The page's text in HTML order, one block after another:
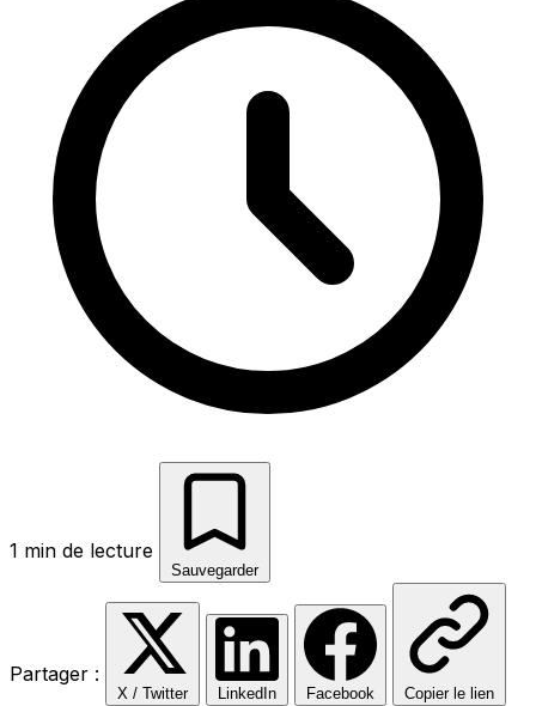
1 min de lecture
Sauvegarder
Partager :
X / Twitter LinkedIn Facebook Copier le lien